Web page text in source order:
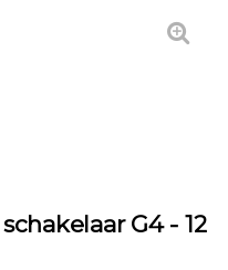
G4 - 12